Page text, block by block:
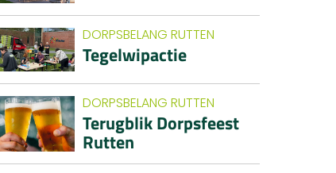
DORPSBELANG RUTTEN
Tegelwipactie
DORPSBELANG RUTTEN
Terugblik Dorpsfeest
Rutten